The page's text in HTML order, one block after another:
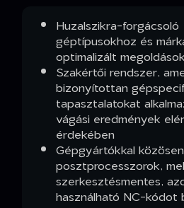
Huzalszikra-forgácsoló
géptípusokhoz és
optimalizált megoldások
Szakértői rendszer,
bizonyítottan
tapasztalatokat
vágási eredmények
érdekében
Gépgyártókkal
posztprocesszorok,
szerkesztésmentes,
használható NC-kódot